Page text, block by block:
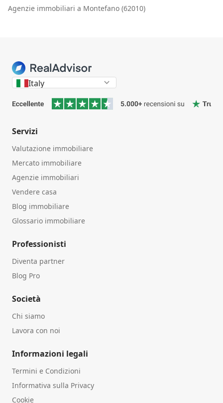
Agenzie immobiliari a Montefano (62010)
Italy
Servizi
Valutazione immobiliare
Mercato immobiliare
Agenzie immobiliari
Vendere casa
Blog immobiliare
Glossario immobiliare
Professionisti
Diventa partner
Blog Pro
Società
Chi siamo
Lavora con noi
Informazioni legali
Termini e Condizioni
Informativa sulla Privacy
Cookie